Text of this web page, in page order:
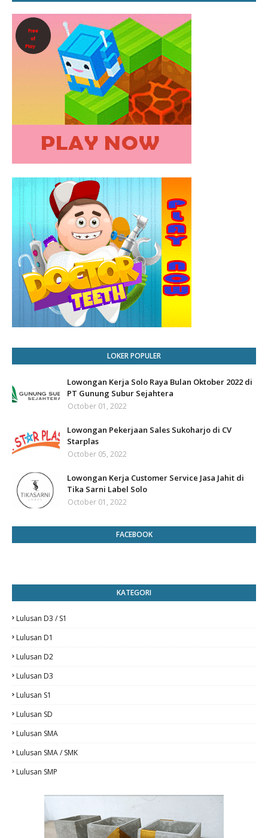
LOKER POPULER
Lowongan Kerja Solo Raya Bulan Oktober 2022 di
PT Gunung Subur Sejahtera
October 01, 2022
Lowongan Pekerjaan Sales Sukoharjo di CV
Starplas
October 05, 2022
Lowongan Kerja Customer Service Jasa Jahit di
Tika Sarni Label Solo
October 01, 2022
FACEBOOK
KATEGORI
Lulusan D3 / S1
Lulusan D1
Lulusan D2
Lulusan D3
Lulusan S1
Lulusan SD
Lulusan SMA
Lulusan SMA / SMK
Lulusan SMP